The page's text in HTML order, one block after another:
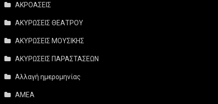
ΑΚΡΟΑΣΕΙΣ
ΑΚΥΡΩΣΕΙΣ ΘΕΑΤΡΟΥ
ΑΚΥΡΩΣΕΙΣ ΜΟΥΣΙΚΗΣ
ΑΚΥΡΩΣΕΙΣ ΠΑΡΑΣΤΑΣΕΩΝ
Αλλαγή ημερομηνίας
ΑΜΕΑ